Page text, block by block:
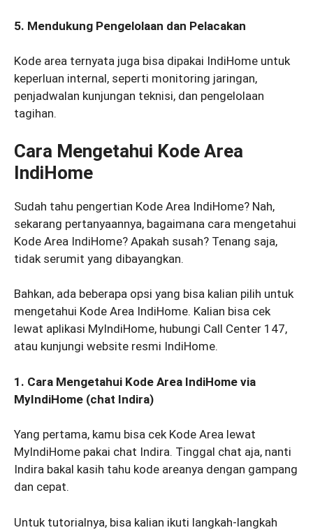
5. Mendukung Pengelolaan dan Pelacakan
Kode area ternyata juga bisa dipakai IndiHome untuk
keperluan internal, seperti monitoring jaringan,
penjadwalan kunjungan teknisi, dan pengelolaan
tagihan.
Cara Mengetahui Kode Area
IndiHome
Sudah tahu pengertian Kode Area IndiHome? Nah,
sekarang pertanyaannya, bagaimana cara mengetahui
Kode Area IndiHome? Apakah susah? Tenang saja,
tidak serumit yang dibayangkan.
Bahkan, ada beberapa opsi yang bisa kalian pilih untuk
mengetahui Kode Area IndiHome. Kalian bisa cek
lewat aplikasi MyIndiHome, hubungi Call Center 147,
atau kunjungi website resmi IndiHome.
1. Cara Mengetahui Kode Area IndiHome via
MyIndiHome (chat Indira)
Yang pertama, kamu bisa cek Kode Area lewat
MyIndiHome pakai chat Indira. Tinggal chat aja, nanti
Indira bakal kasih tahu kode areanya dengan gampang
dan cepat.
Untuk tutorialnya, bisa kalian ikuti langkah-langkah